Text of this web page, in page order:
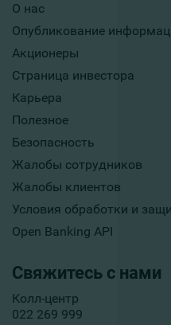
О нас
Опубликование
Акционеры
Страница инвестора
Карьера
Полезное
Безопасность
Жалобы сотрудников
Жалобы клиентов
Условия обработки и
Open Banking API
Свяжитесь с нами
Колл-центр
022 269 999